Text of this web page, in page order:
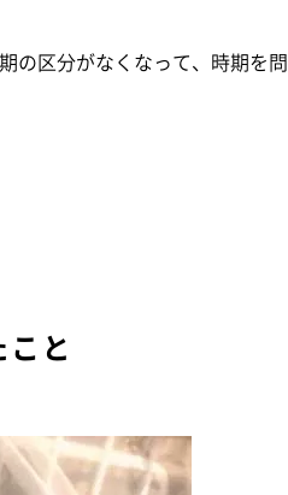
の区分がなくなって、時期を問
と